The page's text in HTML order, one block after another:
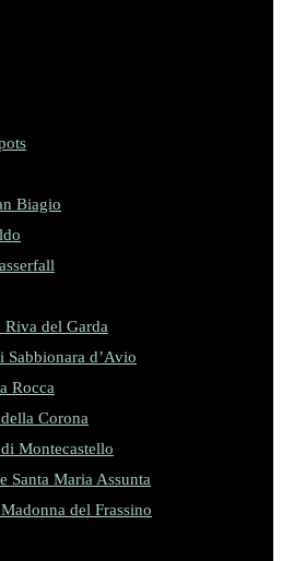
Biagio
Riva del Garda
Sabbionara d’Avio
Rocca
Corona
Montecastello
Santa Maria Assunta
del Frassino